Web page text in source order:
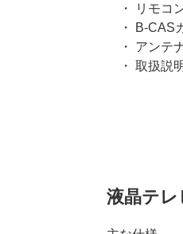
・ リモコ
・ B-CAS
・ アンテ
・ 取扱説
液晶テレ